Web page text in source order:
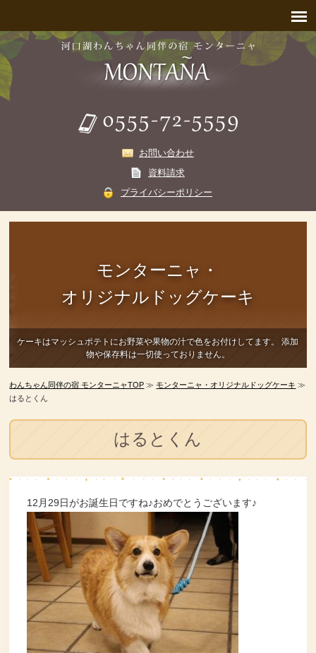
お問い合わせ
資料請求
プライバシーポリシー
モンターニャ・
オリジナルドッグケーキ
ケーキはマッシュポテトにお野菜や果物の汁で色をお付けしてます。
添加
物や保存料は一切使っておりません。
わんちゃん同伴の宿 モンターニャTOP ≫モンターニャ・オリジナルドッグケーキ ≫
はるとくん
はるとくん
12月29日がお誕生日ですね♪おめでとうございます♪